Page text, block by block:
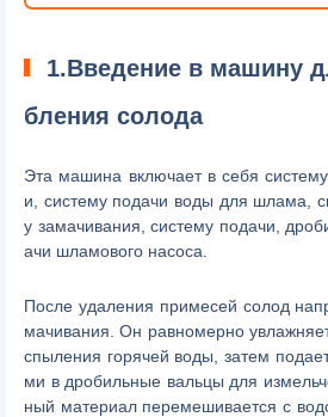
1.Введение в машину
бления солода
Эта машина включает в себя
и, систему подачи воды для шлама,
у замачивания, систему подачи,
ачи шламового насоса.
После удаления примесей солод
мачивания. Он равномерно
спыления горячей воды, затем
ми в дробильные вальцы для
ный материал перемешивается с